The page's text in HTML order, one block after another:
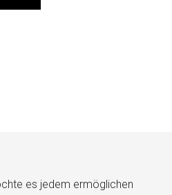
es jedem ermöglichen